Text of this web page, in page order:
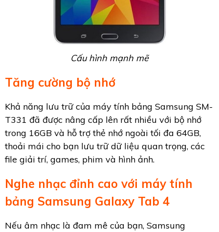
Cấu hình mạnh mẽ
Tăng cường bộ nhớ
Khả năng lưu trữ của máy tính bảng Samsung SM-
T331 đã được nâng cấp lên rất nhiều với bộ nhớ
trong 16GB và hỗ trợ thẻ nhớ ngoài tối đa 64GB,
thoải mái cho bạn lưu trữ dữ liệu quan trọng, các
file giải trí, games, phim và hình ảnh.
Nghe nhạc đỉnh cao với máy tính
bảng Samsung Galaxy Tab 4
Nếu âm nhạc là đam mê của bạn, Samsung